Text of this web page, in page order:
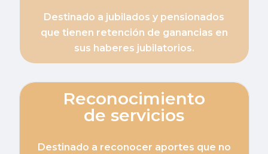
Destinado a jubilados y pensionados
que tienen retención de ganancias en
sus haberes jubilatorios.
Reconocimiento
de servicios
Destinado a reconocer aportes que no